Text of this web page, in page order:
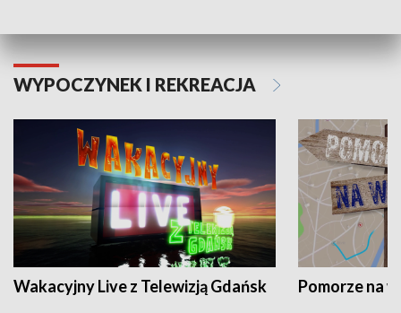
WYPOCZYNEK I REKREACJA
Wakacyjny Live z Telewizją Gdańsk Pomorze na